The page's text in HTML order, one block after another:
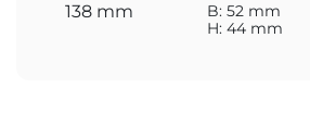
138 mm
B: 52 mm
H: 44 mm